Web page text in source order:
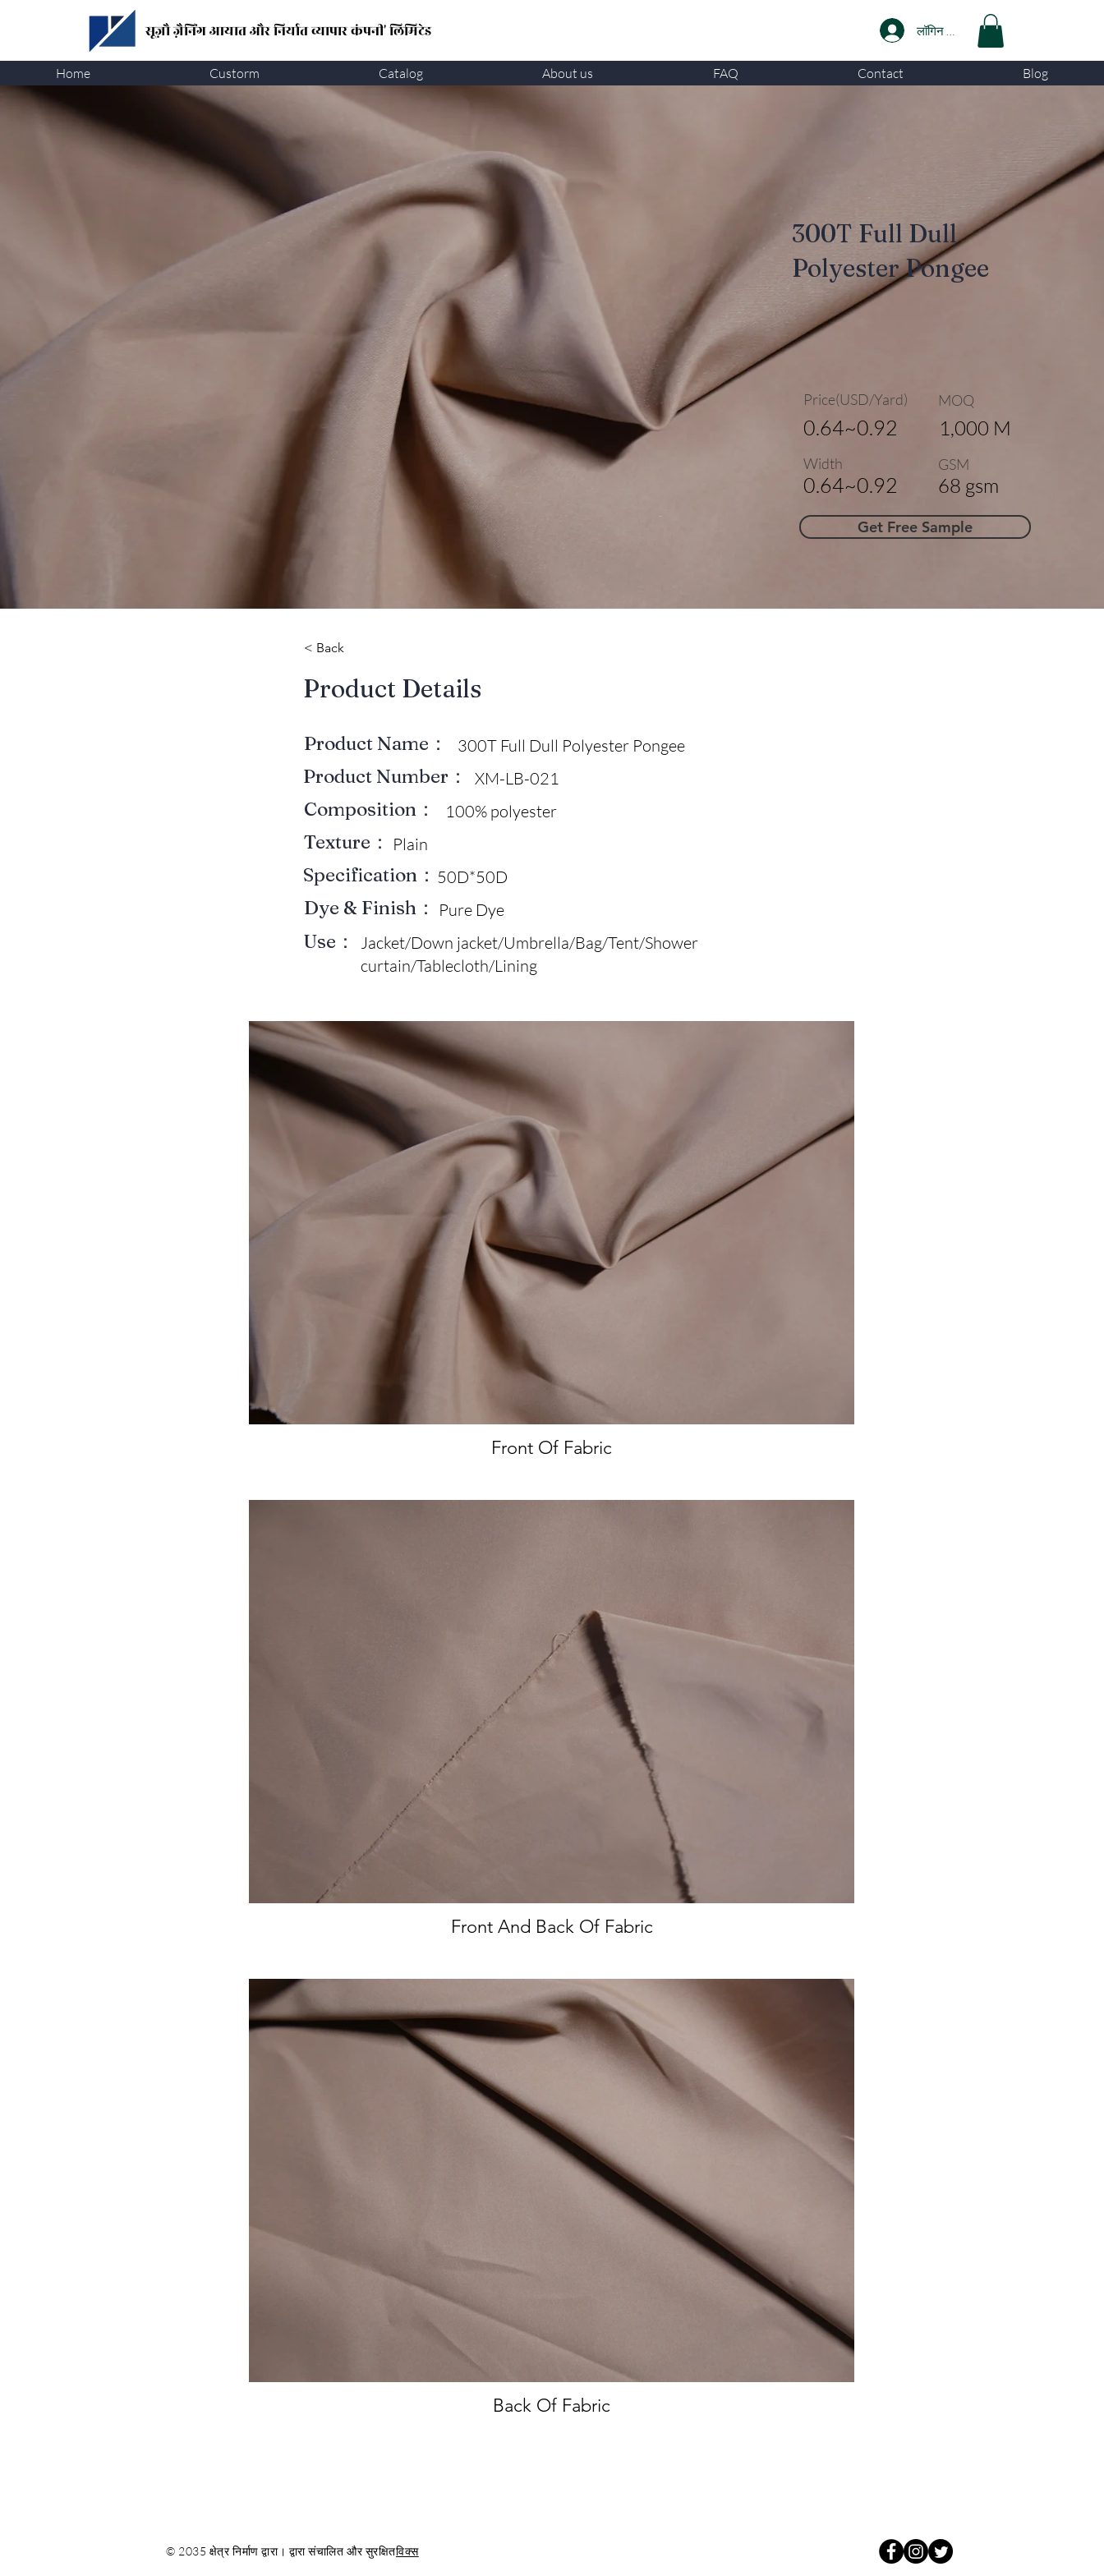
सूज़ौ ज़ैनिंगआयात और निर्यात व्यापार कंपनी' लिमिटेड लॉगिन करें
Home Custorm Catalog About us FAQ Contact Blog
300T Full Dull
Polyester Pongee
Price(USD/Yard)
0.64~0.92
Width
0.64~0.92
MOQ
1,000 M
GSM
68 gsm
Get Free Sample
< Back
​Product Details
Product Name： 300T Full Dull Polyester Pongee
Product Number： XM-LB-021
Composition： 100% polyester
Texture： Plain
Specification： 50D*50D
Dye & Finish： Pure Dye
Use：
Jacket/Down jacket/Umbrella/Bag/Tent/Shower
curtain/Tablecloth/Lining
Front Of Fabric
Front And Back Of Fabric
Back Of Fabric
© 2035 क्षेत्र निर्माण द्वारा। द्वारा संचालित और सुरक्षितविक्स